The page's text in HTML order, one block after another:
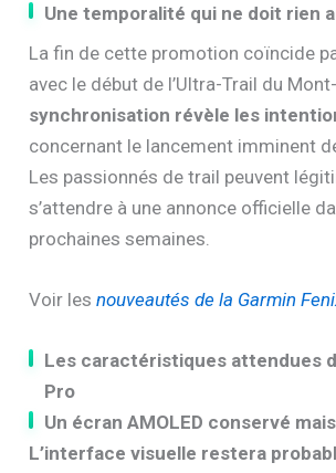
Une temporalité qui ne doit rien
La fin de cette promotion coïncide
avec le début de l’Ultra-Trail du
synchronisation révèle les
concernant le lancement imminent
Les passionnés de trail peuvent
s’attendre à une annonce officielle
prochaines semaines.
Voir lesnouveautés de la Garmin
Les caractéristiques attendues
Pro
Un écran AMOLED conservé
L’interface visuelle restera